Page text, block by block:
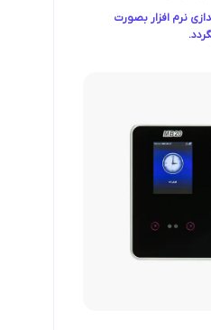
نرم افزار بصورت